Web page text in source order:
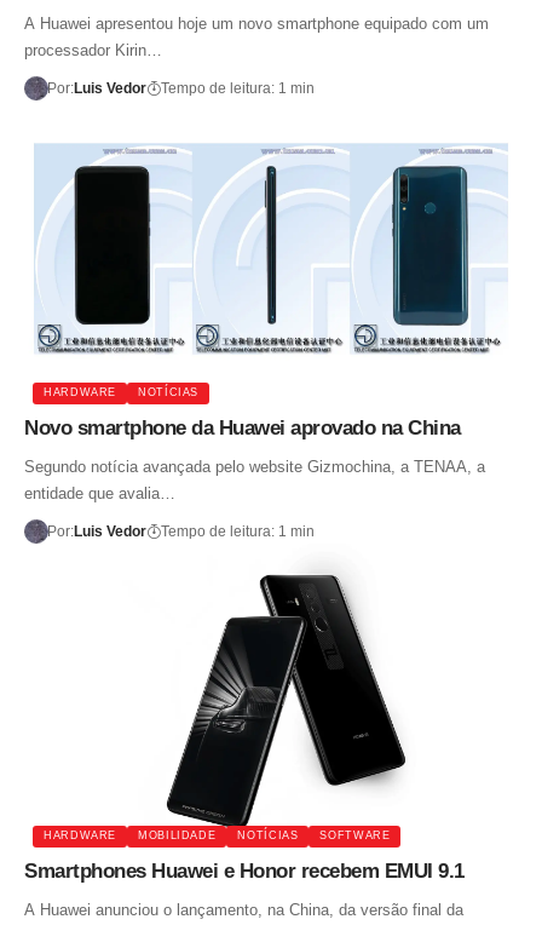
A Huawei apresentou hoje um novo smartphone equipado com um
processador Kirin…
Por:Luis Vedor Tempo de leitura: 1 min
HARDWARE NOTÍCIAS
Novo smartphone da Huawei aprovado na China
Segundo notícia avançada pelo website Gizmochina, a TENAA, a
entidade que avalia…
Por:Luis Vedor Tempo de leitura: 1 min
HARDWARE MOBILIDADE NOTÍCIAS SOFTWARE
Smartphones Huawei e Honor recebem EMUI 9.1
A Huawei anunciou o lançamento, na China, da versão final da